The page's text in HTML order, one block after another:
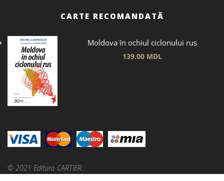
CARTE RECOMANDATĂ
Moldova în ochiul ciclonului rus
139.00 MDL
© 2021 Editura CARTIER.